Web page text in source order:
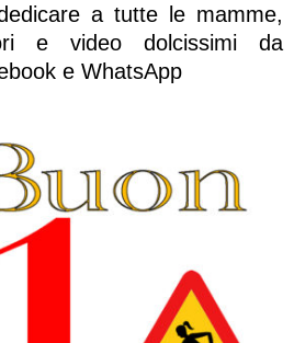
a tutte le mamme,
e video dolcissimi da
e WhatsApp